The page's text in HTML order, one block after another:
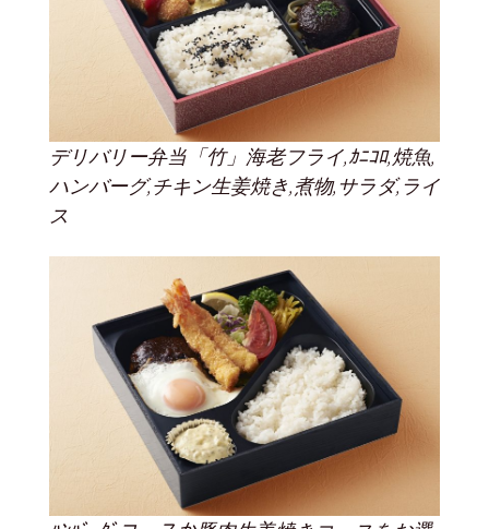
デリバリー弁当「竹」海老フライ,ｶﾆｺﾛ,焼魚,
ハンバーグ,チキン生姜焼き,煮物,サラダ,ライ
ス